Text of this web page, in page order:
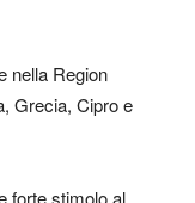
nella Region
Grecia, Cipro e
forte stimolo al